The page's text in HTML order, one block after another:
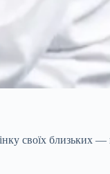
своїх близьких —